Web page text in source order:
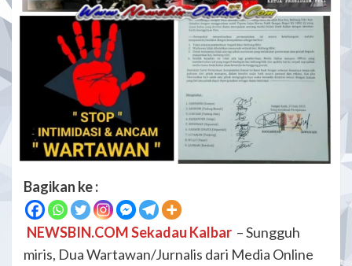
Bagikan ke :
NEWSBIN.COM Sekadau Kalbar – Sungguh
miris, Dua Wartawan/Jurnalis dari Media Online